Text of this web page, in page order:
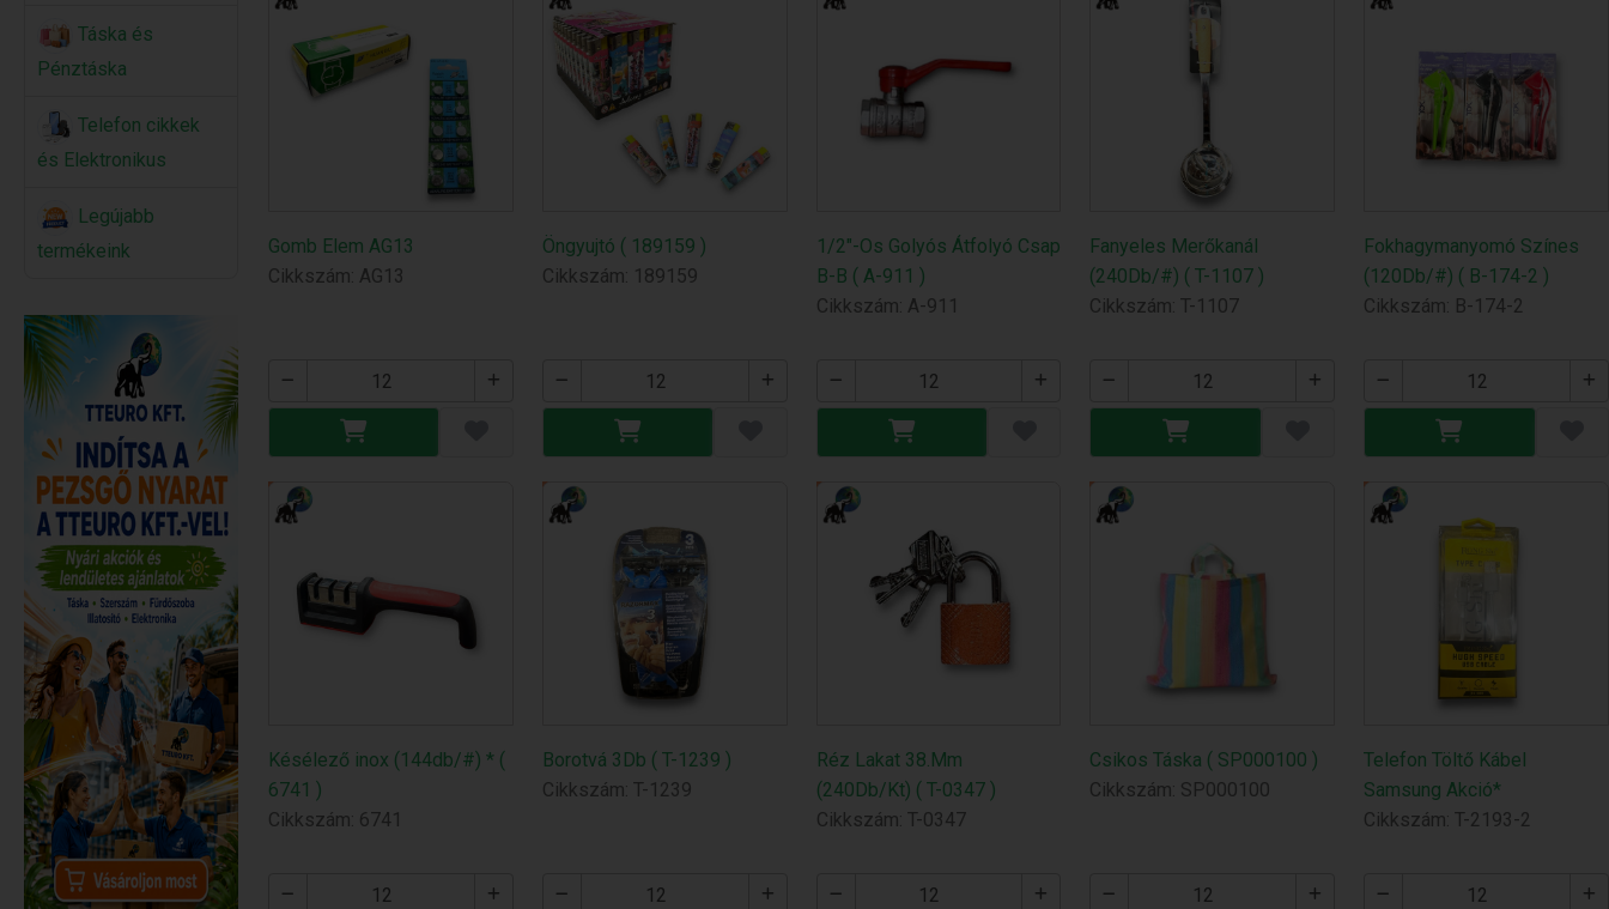
Táska és
Pénztáska
Telefon cikkek
és Elektronikus
Legújabb
termékeink
Gomb Elem AG13
Cikkszám: AG13
Öngyujtó ( 189159 )
Cikkszám: 189159
1/2"-Os Golyós Átfolyó Csap
B-B ( A-911 )
Cikkszám: A-911
Fanyeles Merőkanál
(240Db/#) ( T-1107 )
Cikkszám: T-1107
Fokhagymanyomó Színes
(120Db/#) ( B-174-2 )
Cikkszám: B-174-2
Késélező inox (144db/#) * (
6741 )
Cikkszám: 6741
Borotvá 3Db ( T-1239 )
Cikkszám: T-1239
Réz Lakat 38.Mm
(240Db/Kt) ( T-0347 )
Cikkszám: T-0347
Csikos Táska ( SP000100 )
Cikkszám: SP000100
Telefon Töltő Kábel
Samsung Akció*
Cikkszám: T-2193-2